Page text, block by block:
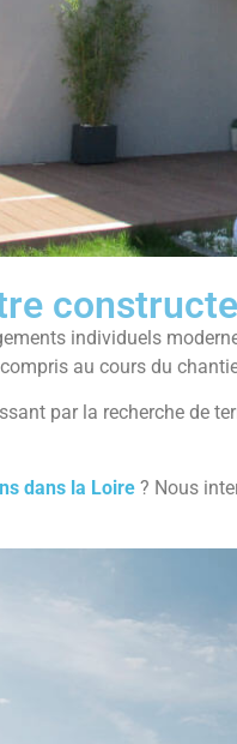
individuels
au cours du
par la recherche
dans la Loire ? Nous